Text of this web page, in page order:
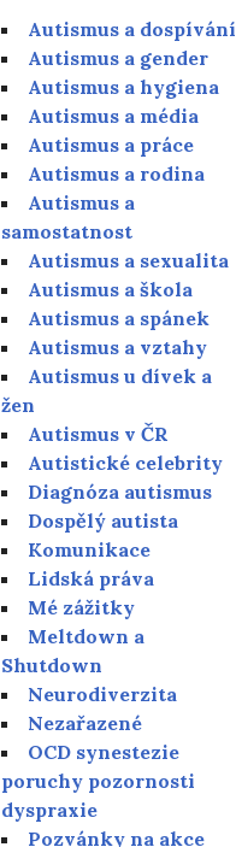
Autismus a dospívání
Autismus a gender
Autismus a hygiena
Autismus a média
Autismus a práce
Autismus a rodina
Autismus a
samostatnost
Autismus a sexualita
Autismus a škola
Autismus a spánek
Autismus a vztahy
Autismus u dívek a
žen
Autismus v ČR
Autistické celebrity
Diagnóza autismus
Dospělý autista
Komunikace
Lidská práva
Mé zážitky
Meltdown a
Shutdown
Neurodiverzita
Nezařazené
OCD synestezie
poruchy pozornosti
dyspraxie
Pozvánky na akce